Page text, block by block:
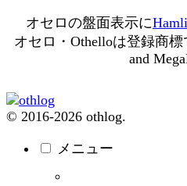
オセロの盤面表示に
オセロ・Othelloは登録商
and
© 2016-2026 othlog.
メニュー